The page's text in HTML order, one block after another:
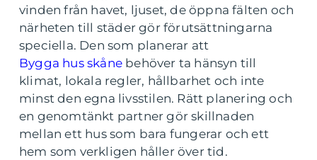
vinden från havet, ljuset, de öppna fälten och
närheten till städer gör förutsättningarna
speciella. Den som planerar att
Bygga hus skåne behöver ta hänsyn till
klimat, lokala regler, hållbarhet och inte
minst den egna livsstilen. Rätt planering och
en genomtänkt partner gör skillnaden
mellan ett hus som bara fungerar och ett
hem som verkligen håller över tid.